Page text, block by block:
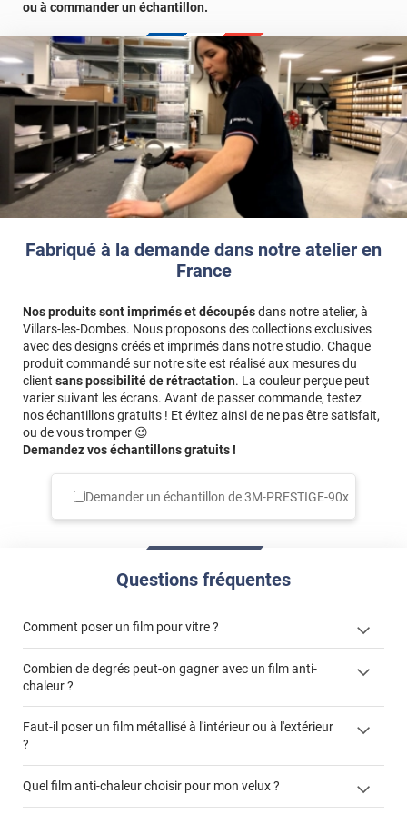
Fabriqué à la demande dans notre atelier en
France
Nos produits sont imprimés et découpésdans notre atelier, à
Villars-les-Dombes. Nous proposons des collections exclusives
avec des designs créés et imprimés dans notre studio. Chaque
produit commandé sur notre site est réalisé aux mesures du
client sans possibilité de rétractation. La couleur perçue peut
varier suivant les écrans. Avant de passer commande, testez
nos échantillons gratuits ! Et évitez ainsi de ne pas être satisfait,
ou de vous tromper 😉
Demandez vos échantillons gratuits !
Demander un échantillon de3M-PRESTIGE-90x
Questions fréquentes
Comment poser un film pour vitre ?
Combien de degrés peut-on gagner avec un film anti-
chaleur ?
Faut-il poser un film métallisé à l'intérieur ou à l'extérieur
?
Quel film anti-chaleur choisir pour mon velux ?
ou à commander un échantillon.